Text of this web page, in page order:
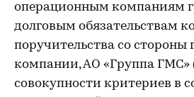
операционным компаниям
долговым обязательствам
поручительства со стороны
компании, АО «Группа ГМС»
совокупности критериев в